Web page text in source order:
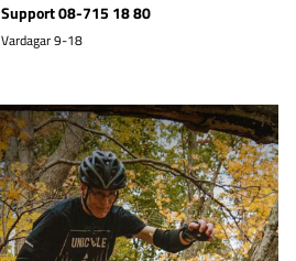
Support 08-715 18 80
Vardagar 9-18